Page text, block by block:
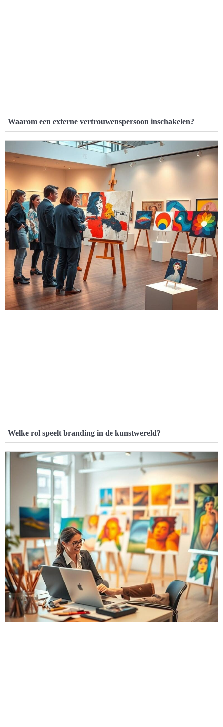
Waarom een externe vertrouwenspersoon inschakelen?
Welke rol speelt branding in de kunstwereld?